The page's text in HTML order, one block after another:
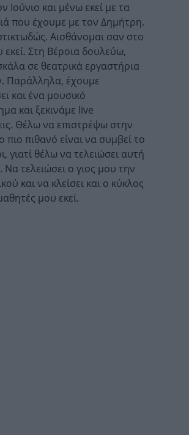
Ιούνιο και μένω εκεί με τα
που έχουμε με τον Δημήτρη.
Αισθάνομαι σαν στο
εκεί. Στη Βέροια δουλεύω,
σε θεατρικά εργαστήρια
Παράλληλα, έχουμε
και ένα μουσικό
και ξεκινάμε live
Θέλω να επιστρέψω στην
πιο πιθανό είναι να συμβεί το
γιατί θέλω να τελειώσει αυτή
Να τελειώσει ο γιος μου την
και να κλείσει και ο κύκλος
μου εκεί.